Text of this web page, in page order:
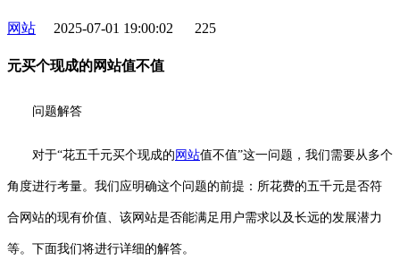
网站 2025-07-01 19:00:02 225
元买个现成的网站值不值
问题解答
对于“花五千元买个现成的 网站值不值”这一问题，我们需要从多个
角度进行考量。我们应明确这个问题的前提：所花费的五千元是否符
合网站的现有价值、该网站是否能满足用户需求以及长远的发展潜力
等。下面我们将进行详细的解答。